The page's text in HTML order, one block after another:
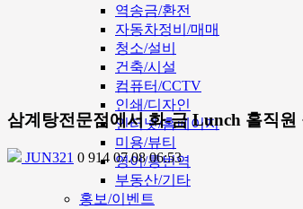
역송금/환전
자동차정비/매매
청소/설비
건축/시설
컴퓨터/CCTV
인쇄/디자인
인터넷/홈페이지
미용/뷰티
영어/통번역
부동산/기타
홍보/이벤트
삼계탕전문점에서 화-금 Lunch 홀직원
JUN321 0 914 07.08 06:53